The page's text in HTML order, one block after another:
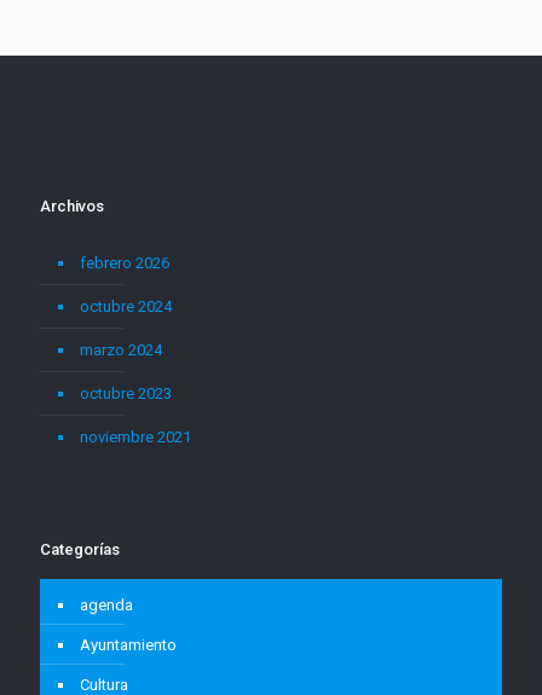
Archivos
febrero 2026
octubre 2024
marzo 2024
octubre 2023
noviembre 2021
Categorías
agenda
Ayuntamiento
Cultura